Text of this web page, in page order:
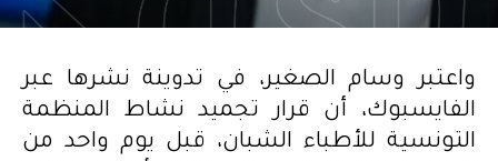
واعتبر وسام الصغير، في تدوينة نشرها عبر
الفايسبوك، أن قرار تجميد نشاط المنظمة
التونسية للأطباء الشبان، قبل يوم واحد من